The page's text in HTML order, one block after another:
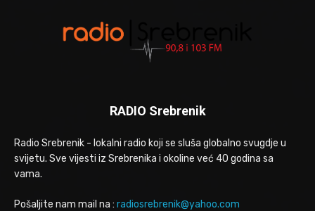
RADIO Srebrenik
Radio Srebrenik - lokalni radio koji se sluša globalno svugdje u
svijetu. Sve vijesti iz Srebrenika i okoline već 40 godina sa
vama.
Pošaljite nam mail na : radiosrebrenik@yahoo.com